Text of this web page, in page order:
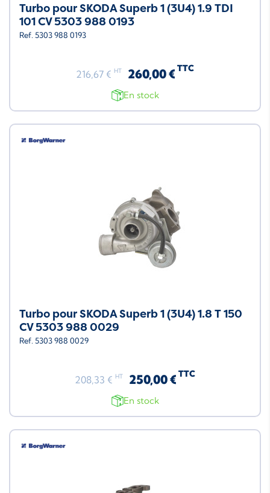
Turbo pour SKODA Superb 1 (3U4) 1.9 TDI
101 CV 5303 988 0193
Ref. 5303 988 0193
216,67 € HT 260,00 € TTC
En stock
Turbo pour SKODA Superb 1 (3U4) 1.8 T 150
CV 5303 988 0029
Ref. 5303 988 0029
208,33 € HT 250,00 € TTC
En stock